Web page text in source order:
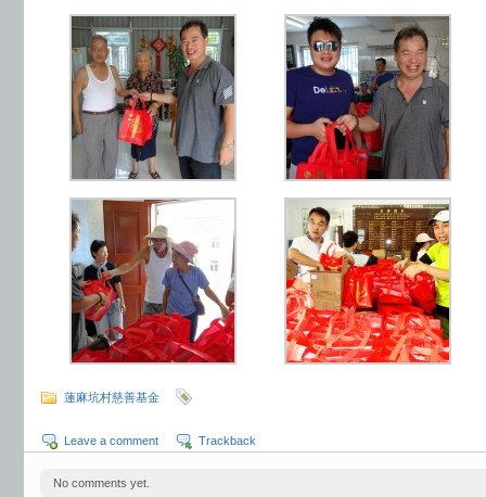
蓮麻坑村慈善基金
Leave a comment Trackback
No comments yet.